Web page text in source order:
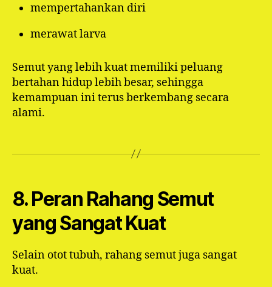
mempertahankan diri
merawat larva
Semut yang lebih kuat memiliki peluang
bertahan hidup lebih besar, sehingga
kemampuan ini terus berkembang secara
alami.
8. Peran Rahang Semut
yang Sangat Kuat
Selain otot tubuh, rahang semut juga sangat
kuat.